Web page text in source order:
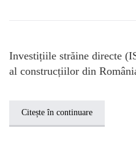
Investițiile străine directe
al construcțiilor din
Citește în continuare